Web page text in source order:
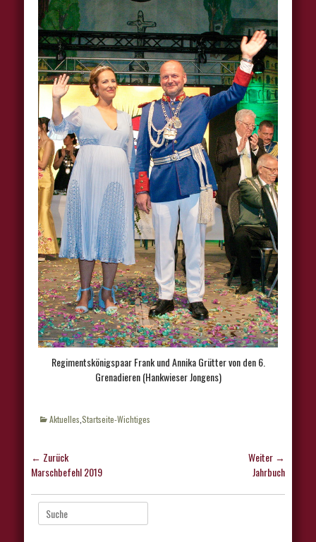
Regimentskönigspaar Frank und Annika Grütter von den 6.
Grenadieren (Hankwieser Jongens)
Kategorien
Aktuelles Startseite-Wichtiges
Beitragsnavigation
← Zurück
Vorhergehender
Marschbefehl 2019
Weiter →
Jahrbuch
Suche
nach: